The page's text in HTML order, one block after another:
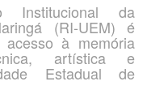
Institucional da
(RI-UEM) é
à memória
artística e
Estadual de